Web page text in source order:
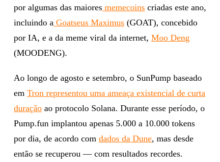
por algumas das maiores memecoins criadas este ano,
incluindo a Goatseus Maximus (GOAT), concebido
por IA, e a da meme viral da internet, Moo Deng
(MOODENG).
Ao longo de agosto e setembro, o SunPump baseado
em Tron representou uma ameaça existencial de curta
duração ao protocolo Solana. Durante esse período, o
Pump.fun implantou apenas 5.000 a 10.000 tokens
por dia, de acordo com dados da Dune, mas desde
então se recuperou — com resultados recordes.